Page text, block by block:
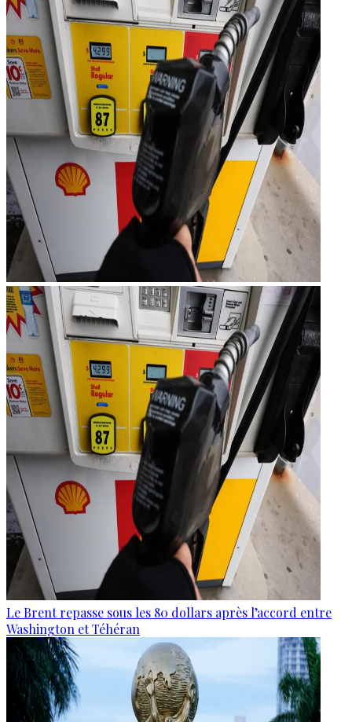
Le Brent repasse sous les 80 dollars après l’accord entre
Washington et Téhéran